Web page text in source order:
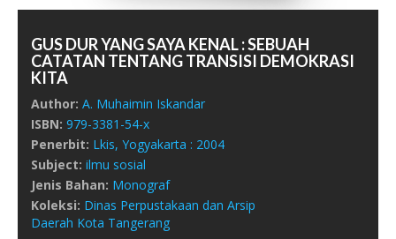
GUS DUR YANG SAYA KENAL : SEBUAH
CATATAN TENTANG TRANSISI DEMOKRASI
KITA
Author: A. Muhaimin Iskandar
ISBN: 979-3381-54-x
Penerbit: Lkis, Yogyakarta : 2004
Subject: ilmu sosial
Jenis Bahan: Monograf
Koleksi: Dinas Perpustakaan dan Arsip
Daerah Kota Tangerang